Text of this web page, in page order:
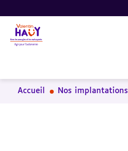
Aller
au
contenu
principal
Aller
au
pied
de
Aller
à
la
recherche
Accueil Nos implantations